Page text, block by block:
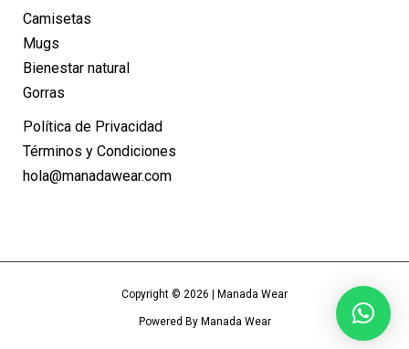
Camisetas
Mugs
Bienestar natural
Gorras
Política de Privacidad
Términos y Condiciones
hola@manadawear.com
Copyright © 2026 | Manada Wear
Powered By Manada Wear